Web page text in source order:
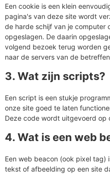
Een cookie is een klein
pagina's van deze site wordt
de harde schijf van je computer
opgeslagen. De daarin
volgend bezoek terug worden
naar de servers van de
3. Wat zijn scripts?
Een script is een stukje
onze site goed te laten
Deze code wordt uitgevoerd op
4. Wat is een web
Een web beacon (ook pixel tag)
tekst of afbeelding op een site